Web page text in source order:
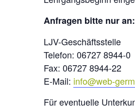
Anfragen bitte nur an:
LJV-Geschäftsstelle
Telefon: 06727 8944-0
Fax: 06727 8944-22
E-Mail: info@web-
Für eventuelle